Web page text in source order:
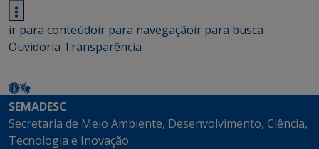
ir para conteúdoir para navegaçãoir para busca
Ouvidoria Transparência
SEMADESC
Secretaria de Meio Ambiente, Desenvolvimento, Ciência,
Tecnologia e Inovação